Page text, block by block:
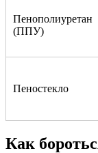
Пенополиуретан
(ППУ)
Пеностекло
Как